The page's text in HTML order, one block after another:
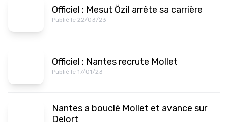
Officiel : Mesut Özil arrête sa carrière
Publié le 22/03/23
Officiel : Nantes recrute Mollet
Publié le 17/01/23
Nantes a bouclé Mollet et avance sur
Delort